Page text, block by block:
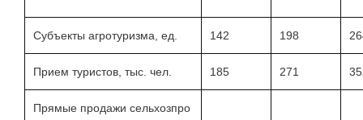
Субъекты агротуризма, ед. 142 198
Прием туристов, тыс. чел. 185 271
Прямые продажи сельхозпро